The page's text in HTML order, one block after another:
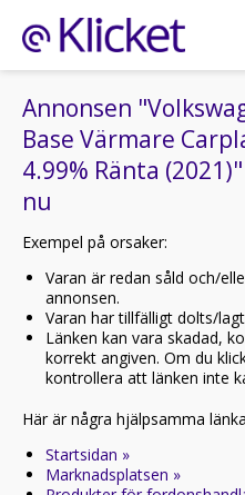
Annonsen
Base Värmare
4.99% Ränta
nu
Exempel på orsaker:
Varan är redan såld och/
annonsen.
Varan har tillfälligt dolts/
Länken kan vara skadad,
korrekt angiven. Om du
kontrollera att länken inte
Här är några hjälpsamma
Startsidan »
Marknadsplatsen »